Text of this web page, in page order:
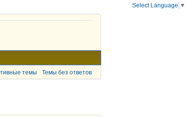
темы Темы без ответов
Select Language ▼